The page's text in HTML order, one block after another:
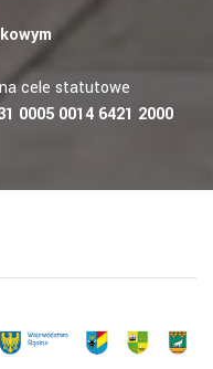
cele statutowe
0005 0014 6421 2000